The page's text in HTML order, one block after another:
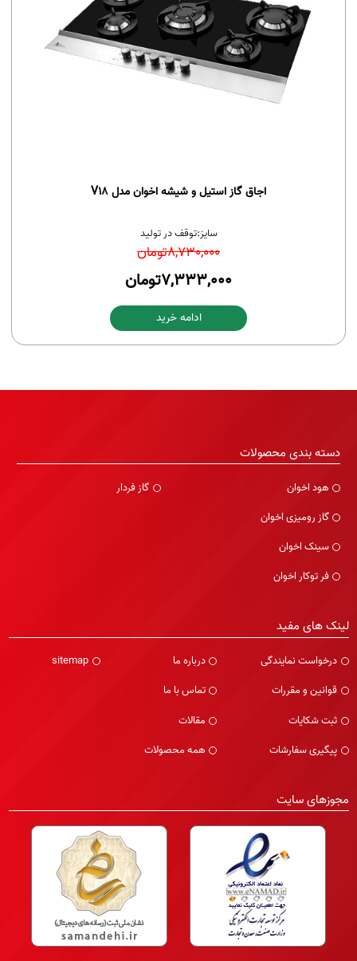
اجاق گاز استیل و شیشه اخوان مدل V18
سایز:توقف در تولید
8,730,000تومان
7,333,000تومان
ادامه خرید
دسته بندی محصولات
هود اخوان
گاز رومیزی اخوان
سینک اخوان
فر توکار اخوان
گاز فردار
لینک های مفید
درخواست نمایندگی
قوانین و مقررات
ثبت شکایات
پیگیری سفارشات
درباره ما
تماس با ما
مقالات
همه محصولات
sitemap
مجوزهای سایت